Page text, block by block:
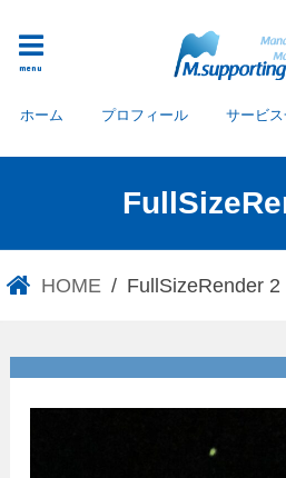
menu
ホーム プロフィール サービス
HOME FullSizeRender 2